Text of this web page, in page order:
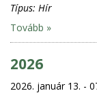
Típus: Hír
Tovább »
2026
2026. január 13. -